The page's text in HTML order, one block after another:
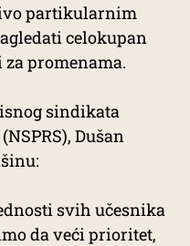
partikularnim
celokupan
promenama.
sindikata
Dušan
svih učesnika
da veći prioritet,